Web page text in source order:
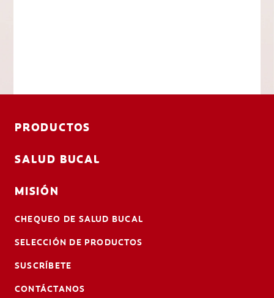
PRODUCTOS
SALUD BUCAL
MISIÓN
CHEQUEO DE SALUD BUCAL
SELECCIÓN DE PRODUCTOS
SUSCRÍBETE
CONTÁCTANOS